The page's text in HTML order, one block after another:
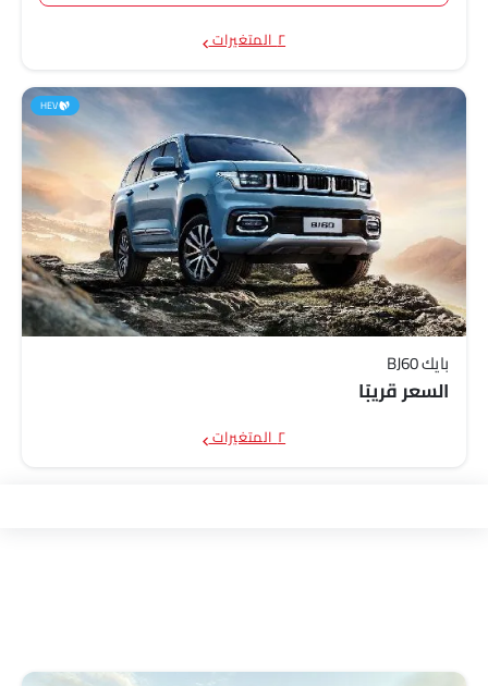
٢ المتغيرات
HEV
بايك BJ60
السعر قريبًا
٢ المتغيرات